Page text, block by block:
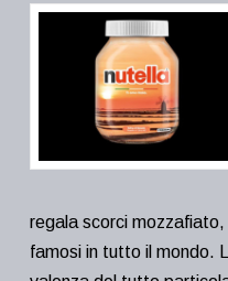
regala scorci
famosi in tutto il mondo.